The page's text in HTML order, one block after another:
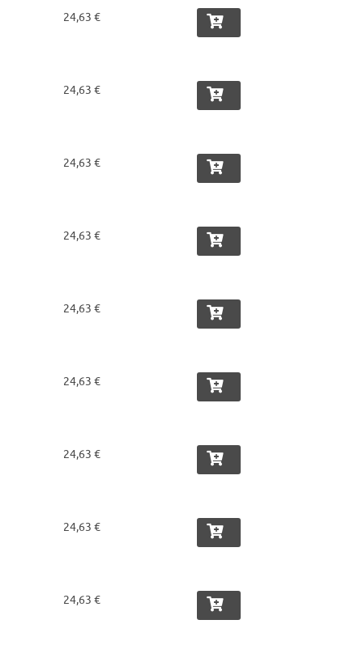
24,63 €
24,63 €
24,63 €
24,63 €
24,63 €
24,63 €
24,63 €
24,63 €
24,63 €